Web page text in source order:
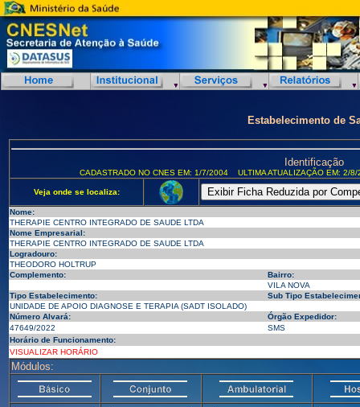
Estabelecimento de
Identificação
CADASTRADO NO CNES EM: 1/7/2004 ULTIMA ATUALIZAÇÃO EM: 2/
Veja onde se localiza:
Nome:
THERAPIE CENTRO INTEGRADO DE SAUDE LTDA
Nome Empresarial:
THERAPIE CENTRO INTEGRADO DE SAUDE LTDA
Logradouro:
THEODORO HOLTRUP
Complemento:
Bairro:
VILA NOVA
Tipo Estabelecimento:
Sub Tipo
UNIDADE DE APOIO DIAGNOSE E TERAPIA (SADT ISOLADO)
Número Alvará:
Órgão Expedidor:
47649/2022
SMS
Horário de Funcionamento:
VISUALIZAR HORÁRIO
Módulos: